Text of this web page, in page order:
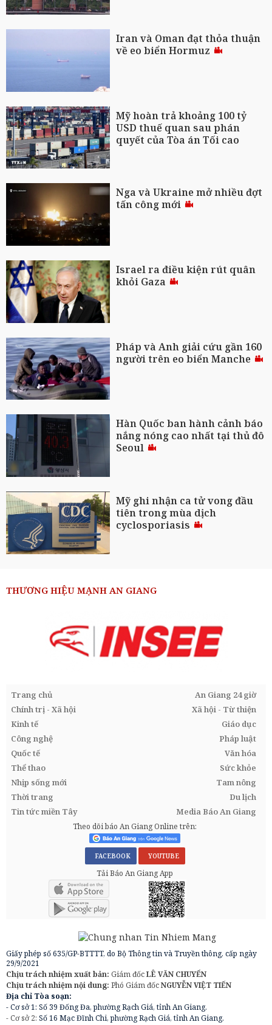
Iran và Oman đạt thỏa thuận
về eo biển Hormuz
Mỹ hoàn trả khoảng 100 tỷ
USD thuế quan sau phán
quyết của Tòa án Tối cao
Nga và Ukraine mở nhiều đợt
tấn công mới
Israel ra điều kiện rút quân
khỏi Gaza
Pháp và Anh giải cứu gần 160
người trên eo biển Manche
Hàn Quốc ban hành cảnh báo
nắng nóng cao nhất tại thủ đô
Seoul
Mỹ ghi nhận ca tử vong đầu
tiên trong mùa dịch
cyclosporiasis
THƯƠNG HIỆU MẠNH AN GIANG
Trang chủ
An Giang 24 giờ
Chính trị - Xã hội
Xã hội - Từ thiện
Kinh tế
Giáo dục
Công nghệ
Pháp luật
Quốc tế
Văn hóa
Thể thao
Sức khỏe
Nhịp sống mới
Tam nông
Thời trang
Du lịch
Tin tức miền Tây
Media Báo An Giang
Theo dõi báo An Giang Online trên:
FACEBOOK YOUTUBE
Tải Báo An Giang App
Giấy phép số 635/GP-BTTTT, do Bộ Thông tin và Truyền thông, cấp ngày
29/9/2021
Chịu trách nhiệm xuất bản: Giám đốcLÊ VĂN CHUYỂN
Chịu trách nhiệm nội dung: Phó Giám đốcNGUYỄN VIỆT TIẾN
Địa chỉ Tòa soạn:
- Cơ sở 1: Số 39 Đống Đa, phường Rạch Giá, tỉnh An Giang.
- Cơ sở 2: Số 16 Mạc Đĩnh Chi, phường Rạch Giá, tỉnh An Giang.